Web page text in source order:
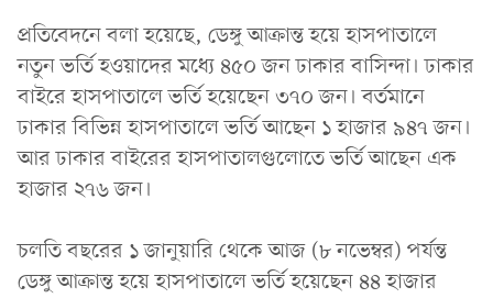
প্রতিবেদনে বলা হয়েছে, ডেঙ্গু আক্রান্ত হয়ে হাসপাতালে
নতুন ভর্তি হওয়াদের মধ্যে ৪৫০ জন ঢাকার বাসিন্দা। ঢাকার
বাইরে হাসপাতালে ভর্তি হয়েছেন ৩৭০ জন। বর্তমানে
ঢাকার বিভিন্ন হাসপাতালে ভর্তি আছেন ১ হাজার ৯৪৭ জন।
আর ঢাকার বাইরের হাসপাতালগুলোতে ভর্তি আছেন এক
হাজার ২৭৬ জন।
চলতি বছরের ১ জানুয়ারি থেকে আজ (৮ নভেম্বর) পর্যন্ত
ডেঙ্গু আক্রান্ত হয়ে হাসপাতালে ভর্তি হয়েছেন ৪৪ হাজার